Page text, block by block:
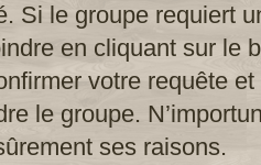
Si le groupe requiert
en cliquant sur le
votre requête
le groupe.
ses raisons.